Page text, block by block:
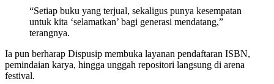
“Setiap buku yang terjual, sekaligus punya kesempatan
untuk kita ‘selamatkan’ bagi generasi mendatang,”
terangnya.
Ia pun berharap Dispusip membuka layanan pendaftaran ISBN,
pemindaian karya, hingga unggah repositori langsung di arena
festival.